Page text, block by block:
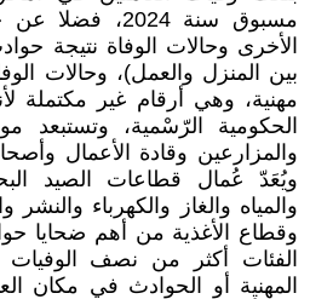
مسبوق سنة 2024،
الأخرى وحالات الوفاة نتيجة
بين المنزل والعمل)، وحالات
مهنية، وهي أرقام غير مكتملة
الحكومية الرّسْمية، وتستبعد
والمزارعين وقادة الأعمال
ويُعَدّ عُمال قطاعات الصيد
والمياه والغاز والكهرباء والنشر
وقطاع الأغذية من أهم ضحايا
الفئات أكثر من نصف الوفيات
المهنية أو الحوادث في مكان